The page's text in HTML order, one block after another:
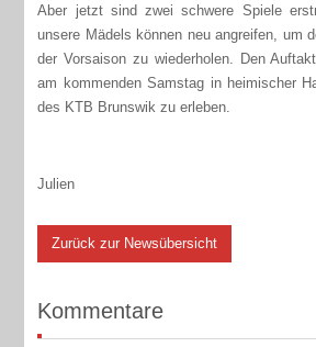
Aber jetzt sind zwei schwere Spiele
unsere Mädels können neu angreifen, um
der Vorsaison zu wiederholen. Den
am kommenden Samstag in heimischer
des KTB Brunswik zu erleben.
Julien
Zurück zur Newsübersicht
Kommentare